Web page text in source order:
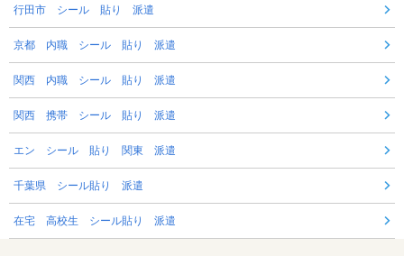
行田市 シール 貼り 派遣
京都 内職 シール 貼り 派遣
関西 内職 シール 貼り 派遣
関西 携帯 シール 貼り 派遣
エン シール 貼り 関東 派遣
千葉県 シール貼り 派遣
在宅 高校生 シール貼り 派遣